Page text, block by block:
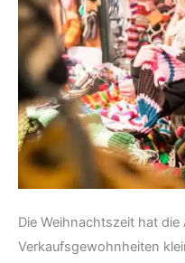
Die Weihnachtszeit hat
Verkaufsgewohnheiten